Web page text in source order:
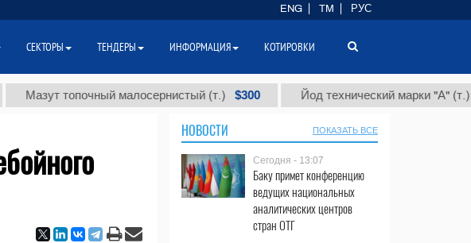
топочный малосернистый (т.) $300 Йод технический марки "А" (т.) $86
НОВОСТИ ПОКАЗАТЬ ВСЕ
Сегодня - 13:07
Баку примет конференцию
ведущих национальных
аналитических центров
стран ОТГ
ENG TM РУС
СЕКТОРЫ ТЕНДЕРЫ ИНФОРМАЦИЯ КОТИРОВКИ